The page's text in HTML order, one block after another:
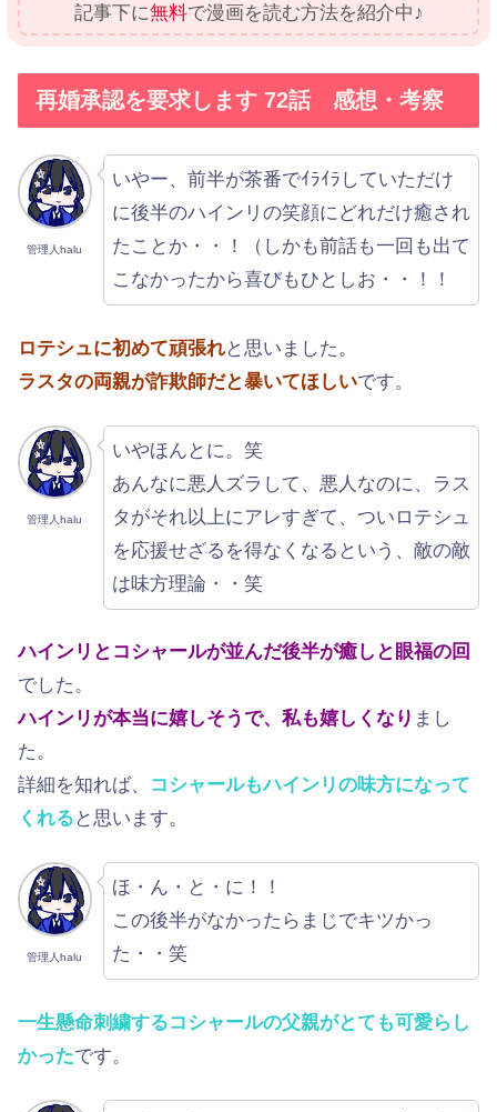
記事下に無料で漫画を読む方法を紹介中♪
再婚承認を要求します 72話 感想・考察
管理人halu
いやー、前半が茶番でｲﾗｲﾗしていただけ
に後半のハインリの笑顔にどれだけ癒され
たことか・・！（しかも前話も一回も出て
こなかったから喜びもひとしお・・！！
ロテシュに初めて頑張れと思いました。
ラスタの両親が詐欺師だと暴いてほしいです。
管理人halu
いやほんとに。笑
あんなに悪人ズラして、悪人なのに、ラス
タがそれ以上にアレすぎて、ついロテシュ
を応援せざるを得なくなるという、敵の敵
は味方理論・・笑
ハインリとコシャールが並んだ後半が癒しと眼福の回
でした。
ハインリが本当に嬉しそうで、私も嬉しくなり まし
た。
詳細を知れば、
コシャールもハインリの味方になって
くれる と思います。
管理人halu
ほ・ん・と・に！！
この後半がなかったらまじでキツかっ
た・・笑
一生懸命刺繍するコシャールの父親がとても可愛らし
かったです。